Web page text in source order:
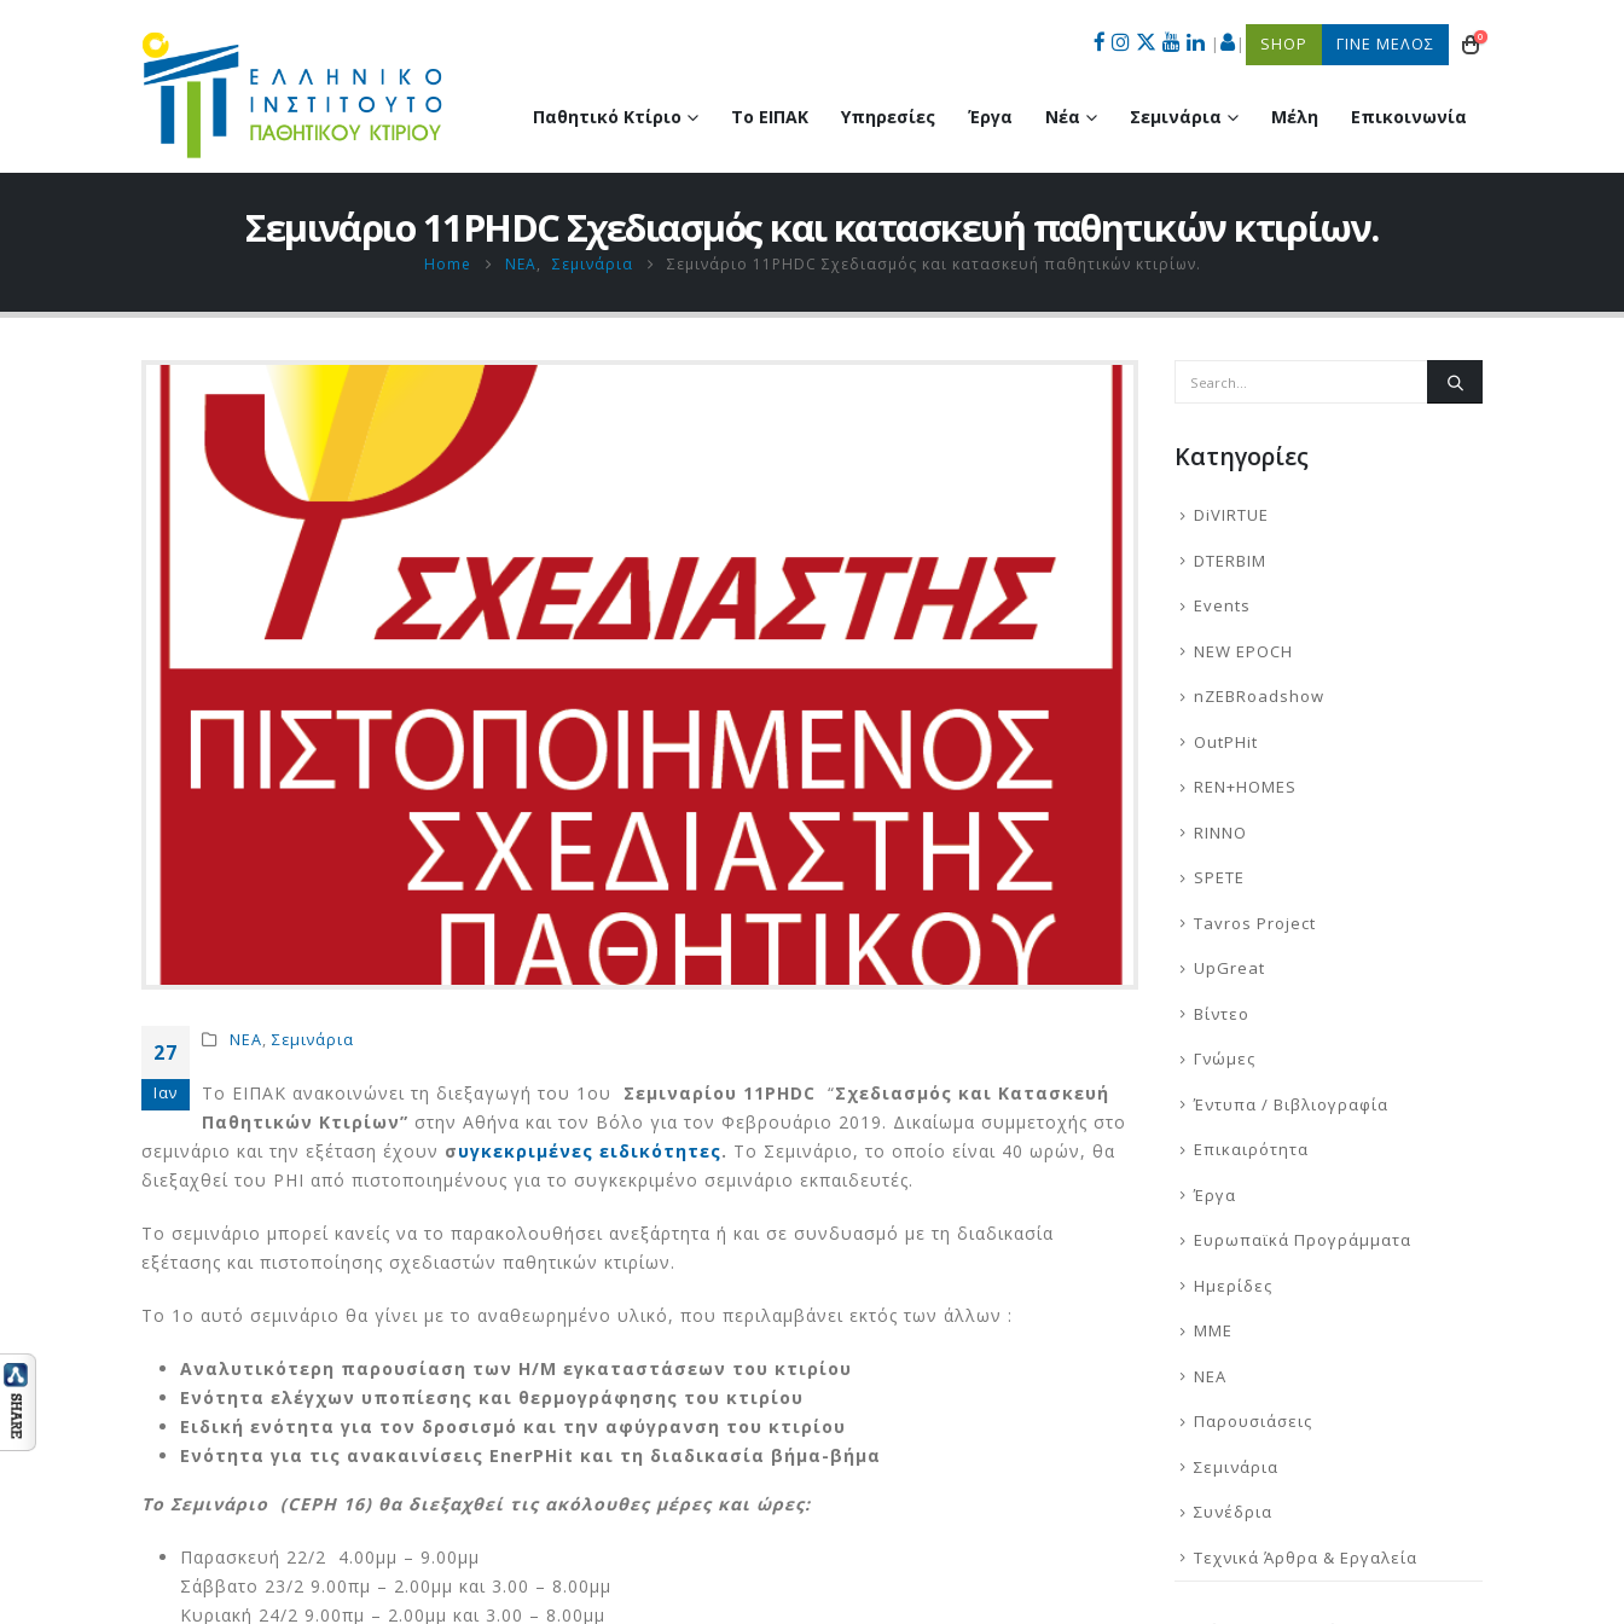
| | SHOP ΓΙΝΕ ΜΕΛΟΣ 0
Παθητικό Κτίριο Το ΕΙΠΑΚ Υπηρεσίες Έργα Νέα Σεμινάρια Μέλη Επικοινωνία
Σεμινάριο 11PHDC Σχεδιασμός και κατασκευή παθητικών κτιρίων.
Home ΝΕΑ, Σεμινάρια Σεμινάριο 11PHDC Σχεδιασμός και κατασκευή παθητικών κτιρίων.
27
Ιαν
ΝΕΑ, Σεμινάρια
Το ΕΙΠΑΚ ανακοινώνει τη διεξαγωγή του 1ου Σεμιναρίου 11PHDC “Σχεδιασμός και Κατασκευή
Παθητικών Κτιρίων” στην Αθήνα και τον Βόλο για τον Φεβρουάριο 2019. Δικαίωμα συμμετοχής στο
σεμινάριο και την εξέταση έχουν συγκεκριμένες ειδικότητες. Το Σεμινάριο, το οποίο είναι 40 ωρών, θα
διεξαχθεί του PHI από πιστοποιημένους για το συγκεκριμένο σεμινάριο εκπαιδευτές.
Το σεμινάριο μπορεί κανείς να το παρακολουθήσει ανεξάρτητα ή και σε συνδυασμό με τη διαδικασία
εξέτασης και πιστοποίησης σχεδιαστών παθητικών κτιρίων.
Το 1ο αυτό σεμινάριο θα γίνει με το αναθεωρημένο υλικό, που περιλαμβάνει εκτός των άλλων :
Aναλυτικότερη παρουσίαση των Η/Μ εγκαταστάσεων του κτιρίου
Ενότητα ελέγχων υποπίεσης και θερμογράφησης του κτιρίου
Ειδική ενότητα για τον δροσισμό και την αφύγρανση του κτιρίου
Ενότητα για τις ανακαινίσεις EnerPHit και τη διαδικασία βήμα-βήμα
Το Σεμινάριο (CEPH 16) θα διεξαχθεί τις ακόλουθες μέρες και ώρες:
Παρασκευή 22/2 4.00μμ – 9.00μμ
Σάββατο 23/2 9.00πμ – 2.00μμ και 3.00 – 8.00μμ
Κυριακή 24/2 9.00πμ – 2.00μμ και 3.00 – 8.00μμ
Kατηγορίες
DiVIRTUE
DTERBIM
Events
NEW EPOCH
nZEBRoadshow
OutPHit
REN+HOMES
RINNO
SPETE
Tavros Project
UpGreat
Βίντεο
Γνώμες
Έντυπα / Βιβλιογραφία
Επικαιρότητα
Έργα
Ευρωπαϊκά Προγράμματα
Ημερίδες
ΜΜΕ
ΝΕΑ
Παρουσιάσεις
Σεμινάρια
Συνέδρια
Τεχνικά Άρθρα & Εργαλεία